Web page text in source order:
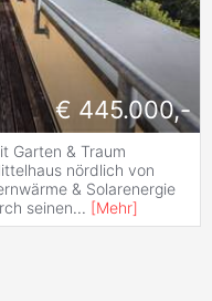
€ 445.000,-
Garten & Traum
nördlich von
& Solarenergie
seinen... [Mehr]